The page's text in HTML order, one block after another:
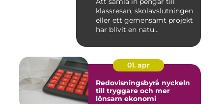
klassresan, skolavslutningen
eller ett gemensamt projekt
har blivit en natu...
01. apr
Redovisningsbyrå nyckeln
till tryggare och mer
lönsam ekonomi